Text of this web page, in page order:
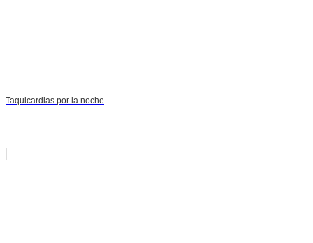
Taquicardias por la noche